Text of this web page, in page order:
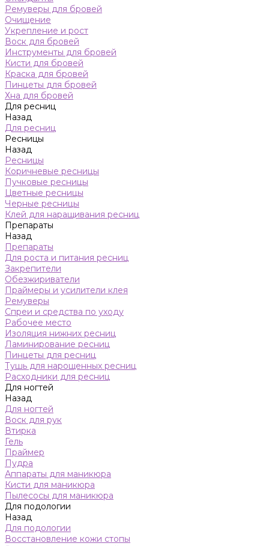
Ремуверы для бровей
Очищение
Укрепление и рост
Воск для бровей
Инструменты для бровей
Кисти для бровей
Краска для бровей
Пинцеты для бровей
Хна для бровей
Для ресниц
Назад
Для ресниц
Ресницы
Назад
Ресницы
Коричневые ресницы
Пучковые ресницы
Цветные ресницы
Черные ресницы
Клей для наращивания ресниц
Препараты
Назад
Препараты
Для роста и питания ресниц
Закрепители
Обезжириватели
Праймеры и усилители клея
Ремуверы
Спреи и средства по уходу
Рабочее место
Изоляция нижних ресниц
Ламинирование ресниц
Пинцеты для ресниц
Тушь для нарощенных ресниц
Расходники для ресниц
Для ногтей
Назад
Для ногтей
Воск для рук
Втирка
Гель
Праймер
Пудра
Аппараты для маникюра
Кисти для маникюра
Пылесосы для маникюра
Для подологии
Назад
Для подологии
Восстановление кожи стопы